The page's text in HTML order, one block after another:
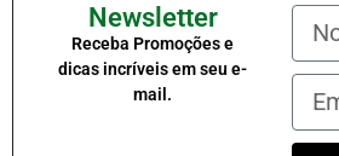
Newsletter
Receba Promoções e
dicas incríveis em seu e-
mail.